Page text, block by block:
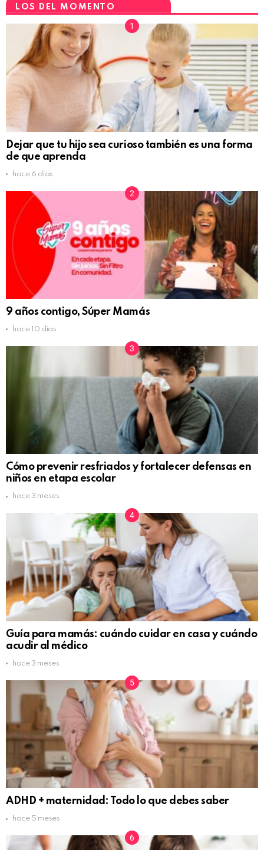
LOS DEL MOMENTO
Dejar que tu hijo sea curioso también es una forma
de que aprenda
hace 6 días
9 años contigo, Súper Mamás
hace 10 días
Cómo prevenir resfriados y fortalecer defensas en
niños en etapa escolar
hace 3 meses
Guía para mamás: cuándo cuidar en casa y cuándo
acudir al médico
hace 3 meses
ADHD + maternidad: Todo lo que debes saber
hace 5 meses